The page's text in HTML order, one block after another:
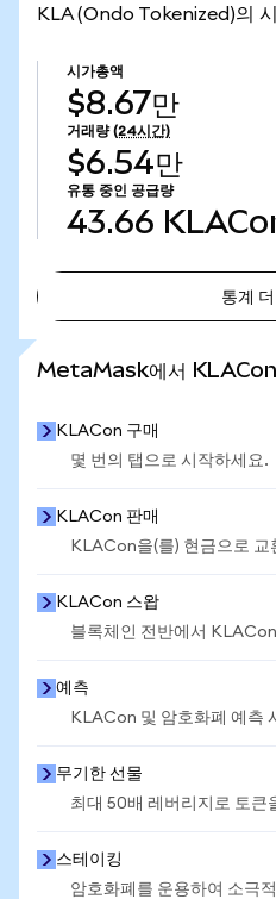
KLA (Ondo Tokenized)의
시가총액
$8.67만
거래량 (24시간)
$6.54만
유통 중인 공급량
43.66
통계 더
MetaMask에서 KLACon
KLACon 구매
몇 번의 탭으로 시작하세요.
KLACon 판매
KLACon을(를) 현금으로 교
KLACon 스왑
블록체인 전반에서
예측
KLACon 및 암호화폐 예측
무기한 선물
최대 50배 레버리지로 토큰
스테이킹
암호화폐를 운용하여 소극